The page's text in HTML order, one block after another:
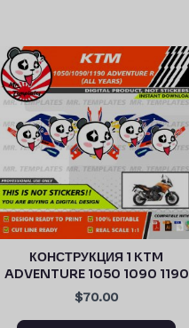
КОНСТРУКЦИЯ 1 KTM
ADVENTURE 1050 1090 1190
$70.00